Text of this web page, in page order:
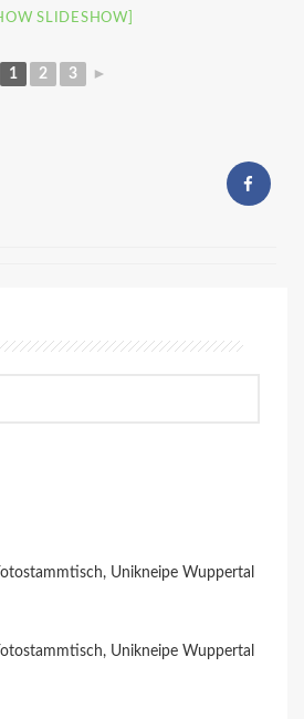
SLIDESHOW]
1 2 3 ►
Unikneipe Wuppertal
Unikneipe Wuppertal